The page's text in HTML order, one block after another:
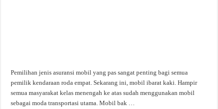
Pemilihan jenis asuransi mobil yang pas sangat penting bagi semua
pemilik kendaraan roda empat. Sekarang ini, mobil ibarat kaki. Hampir
semua masyarakat kelas menengah ke atas sudah menggunakan mobil
sebagai moda transportasi utama. Mobil bak …